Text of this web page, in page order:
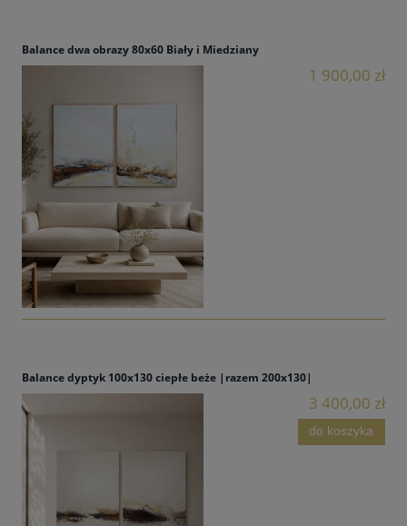
Balance dwa obrazy 80x60 Biały i Miedziany
1 900,00 zł
Balance dyptyk 100x130 ciepłe beże |razem 200x130|
3 400,00 zł
do koszyka